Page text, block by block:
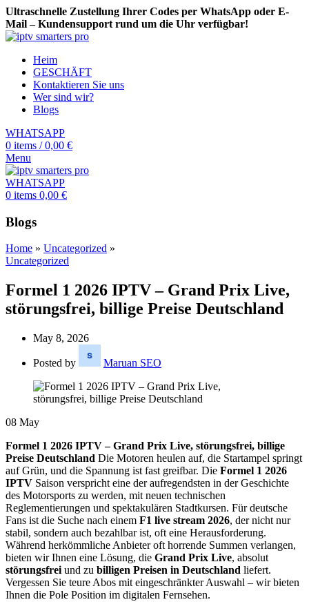
Ultraschnelle Zustellung Ihrer Codes per WhatsApp oder E-
Mail – Kundensupport rund um die Uhr verfügbar!
Heim
GESCHÄFT
Kontaktieren Sie uns
Wer sind wir?
Blogs
WHATSAPP
0 items / 0,00 €
Menu
WHATSAPP
0 items 0,00 €
Blogs
Home » Uncategorized »
Uncategorized
Formel 1 2026 IPTV – Grand Prix Live,
störungsfrei, billige Preise Deutschland
May 8, 2026
Posted by Maruan SEO
08 May
Formel 1 2026 IPTV – Grand Prix Live, störungsfrei, billige
Preise Deutschland Die Motoren heulen auf, die Startampel springt
auf Grün, und die Spannung ist fast greifbar. Die Formel 1 2026
IPTV Saison verspricht eine der aufregendsten in der Geschichte
des Motorsports zu werden, mit neuen technischen
Reglementierungen und spektakulären Stadtkursen. Für deutsche
Fans ist die Suche nach einem F1 live stream 2026, der nicht nur
stabil, sondern auch bezahlbar ist, oft eine Herausforderung.
Während herkömmliche Anbieter oft horrende Summen verlangen,
bieten wir Ihnen eine Lösung, die Grand Prix Live, absolut
störungsfrei und zu billigen Preisen in Deutschland liefert.
Vergessen Sie teure Abos mit eingeschränkter Auswahl – wir bieten
Ihnen die Pole Position im digitalen Fernsehen.